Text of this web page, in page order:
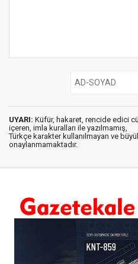
UYARI: Küfür, hakaret, rencide edici
içeren, imla kuralları ile yazılmamış,
Türkçe karakter kullanılmayan ve
onaylanmamaktadır.